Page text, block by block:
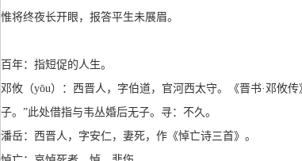
惟将终夜长开眼，报答平生未展眉。
百年：指短促的人生。
邓攸（yōu）：西晋人，字伯道，官河西太守。《晋书·邓攸
子。”此处借指与韦丛婚后无子。寻：不久。
潘岳：西晋人，字安仁，妻死，作《悼亡诗三首》。